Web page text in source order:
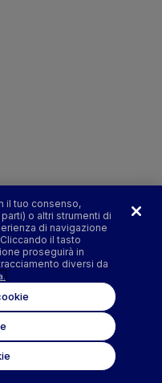
il tuo consenso,
o altri strumenti di
di navigazione
il tasto
proseguirà in
diversi da